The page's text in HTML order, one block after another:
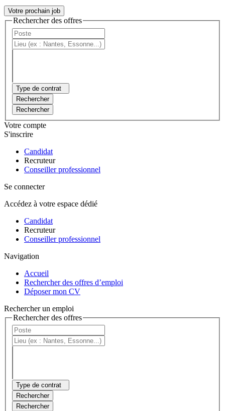
Votre prochain job
Rechercher des offres
Type de contrat
Rechercher
Rechercher
Votre compte
S'inscrire
Candidat
Recruteur
Conseiller professionnel
Se connecter
Accédez à votre espace dédié
Candidat
Recruteur
Conseiller professionnel
Navigation
Accueil
Rechercher des offres d’emploi
Déposer mon CV
Rechercher un emploi
Rechercher des offres
Type de contrat
Rechercher
Rechercher